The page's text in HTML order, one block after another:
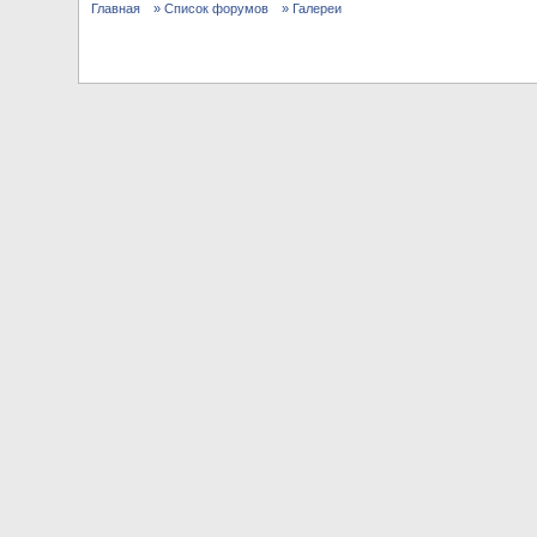
Главная » Список форумов » Галереи